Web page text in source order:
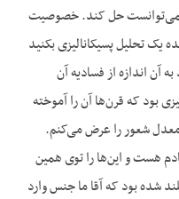
نمی‌توانست حل کند. خصوصیت
یک تحلیل پسیکانالیزی بکنید
آن اندازه از فسادیه آن
بود که قرن‌ها آن را آموخته
شعور را عرض می‌کنم.
هست و این‌ها را توی همین
شده بود که آقا ما جنس وارد